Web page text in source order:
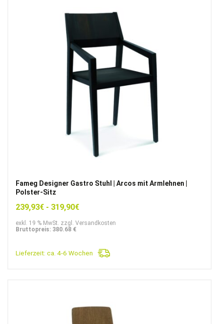
Fameg Designer Gastro Stuhl | Arcos mit Armlehnen |
Polster-Sitz
239,93€ - 319,90€
exkl. 19 % MwSt. zzgl. Versandkosten
Bruttopreis: 380.68 €
Lieferzeit: ca. 4-6 Wochen